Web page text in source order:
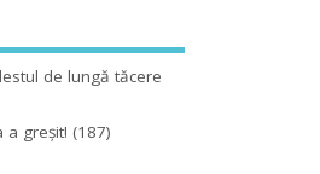
de lungă tăcere
a greşit! (187)